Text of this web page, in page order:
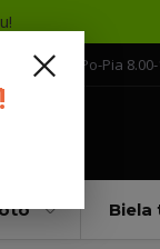
304 860 Po-Pia
Biela